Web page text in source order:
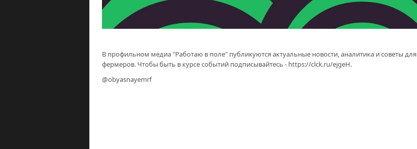
В профильном медиа "Работаю в поле" публикуются актуальные новости, аналитика и советы для
фермеров. Чтобы быть в курсе событий подписывайтесь - https://clck.ru/ejgeH.
@obyasnayemrf